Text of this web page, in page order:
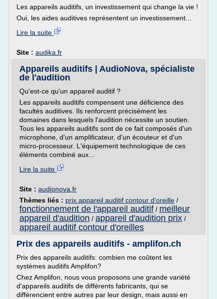
Les appareils auditifs, un investissement qui change la vie !
Oui, les aides auditives représentent un investissement...
Lire la suite
Site : audika.fr
Appareils auditifs | AudioNova, spécialiste
de l'audition
Qu'est-ce qu'un appareil auditif ?
Les appareils auditifs compensent une déficience des
facultés auditives. Ils renforcent précisément les
domaines dans lesquels l'audition nécessite un soutien.
Tous les appareils auditifs sont de ce fait composés d'un
microphone, d'un amplificateur, d'un écouteur et d'un
micro-processeur. L'équipement technologique de ces
éléments combiné aux...
Lire la suite
Site : audionova.fr
Thèmes liés : prix appareil auditif contour d'oreille /
fonctionnement de l'appareil auditif / meilleur
appareil d'audition / appareil d'audition prix /
appareil auditif contour d'oreilles
Prix des appareils auditifs - amplifon.ch
Prix des appareils auditifs: combien me coûtent les
systèmes auditifs Amplifon?
Chez Amplifon, nous vous proposons une grande variété
d'appareils auditifs de différents fabricants, qui se
différencient entre autres par leur design, mais aussi en